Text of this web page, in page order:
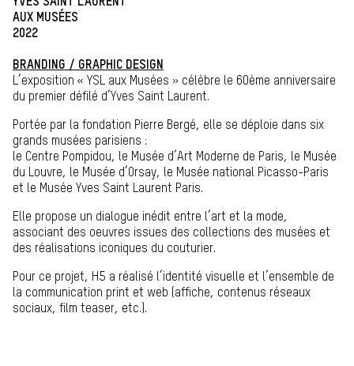
YVES SAINT LAURENT
AUX MUSÉES
2022
BRANDING / GRAPHIC DESIGN
L’exposition « YSL aux Musées » célèbre le 60ème anniversaire
du premier défilé d’Yves Saint Laurent.
Portée par la fondation Pierre Bergé, elle se déploie dans six
grands musées parisiens :
le Centre Pompidou, le Musée d’Art Moderne de Paris, le Musée
du Louvre, le Musée d’Orsay, le Musée national Picasso-Paris
et le Musée Yves Saint Laurent Paris.
Elle propose un dialogue inédit entre l’art et la mode,
associant des oeuvres issues des collections des musées et
des réalisations iconiques du couturier.
Pour ce projet, H5 a réalisé l’identité visuelle et l’ensemble de
la communication print et web (affiche, contenus réseaux
sociaux, film teaser, etc.).